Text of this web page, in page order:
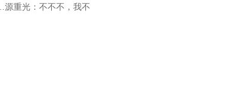
重光：不不不，我不